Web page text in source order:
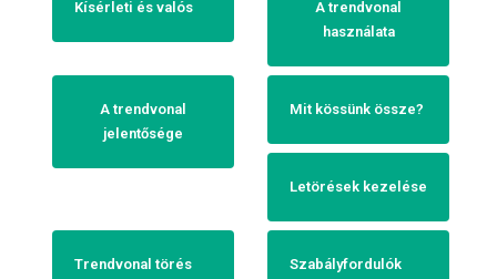
Kísérleti és valós
A trendvonal
használata
A trendvonal
jelentősége
Mit kössünk össze?
Letörések kezelése
Trendvonal törés Szabályfordulók